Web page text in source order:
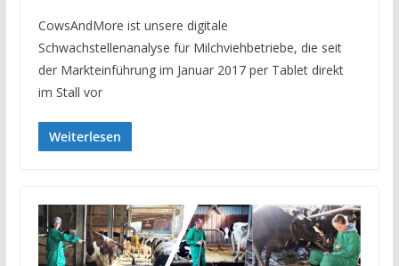
CowsAndMore ist unsere digitale
Schwachstellenanalyse für Milchviehbetriebe, die seit
der Markteinführung im Januar 2017 per Tablet direkt
im Stall vor
Weiterlesen